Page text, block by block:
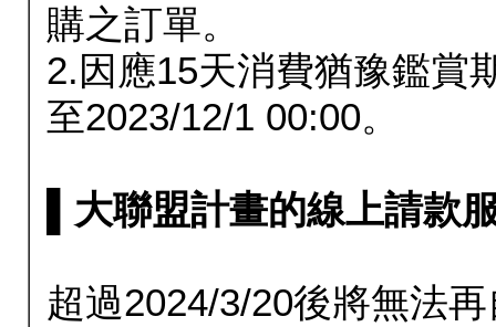
購之訂單。
2.因應15天消費猶豫鑑賞
至2023/12/1 00:00。
▌大聯盟計畫的線上請款
超過2024/3/20後將無法